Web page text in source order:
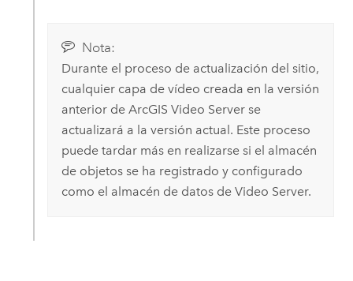
Nota:
Durante el proceso de actualización del sitio,
cualquier capa de vídeo creada en la versión
anterior de ArcGIS Video Serverse
actualizará a la versión actual. Este proceso
puede tardar más en realizarse si el almacén
de objetos se ha registrado y configurado
como el almacén de datos de Video Server.